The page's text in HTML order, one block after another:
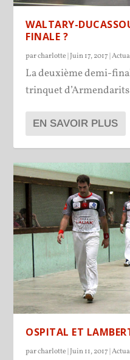
WALTARY-
FINALE ?
parcharlotte Juin 17, 2017 |
La deuxième demi-
trinquet
EN SAVOIR PLUS
OSPITAL ET
parcharlotte Juin 11, 2017 |